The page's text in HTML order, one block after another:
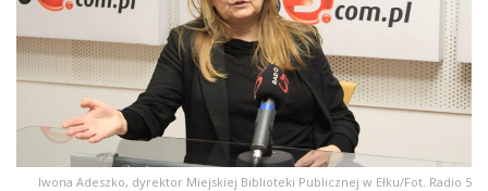
Iwona Adeszko, dyrektor Miejskiej Biblioteki Publicznej w Ełku/Fot. Radio 5